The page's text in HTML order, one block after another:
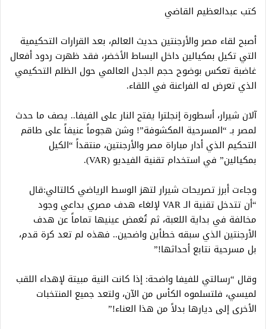
كتب عبدالعظيم القاضي
أصبح لقاء مصر والأرجنتين حديث العالم، بعد القرارات التحكيمية
التي تكيل بمكيالين داخل البساط الأخضر، فقد ظهرت ردود أفعال
غاضبة تعكس بوضوح حجم الجدل العالمي حول الظلم التحكيمي
الذي تعرض له الفراعنة في اللقاء.
آلان شيرار، أسطورة إنجلترا يفتح النار على الفيفا.. يصف ما حدث
لمصر بـ “المسرحية المكشوفة”! وشن هجوماً عنيفاً على طاقم
التحكيم الذي أدار مباراة مصر والأرجنتين، منتقداً “الكيل
بمكيالين” في استخدام تقنية الفيديو (VAR).
وجاءت أبرز تصريحات شيرار لتهز الوسط الرياضي كالتالي:قال
“أن تتدخل تقنية الـ VAR لإلغاء هدف مصري بداعي وجود
مخالفة في بداية اللعبة، ثم تُغمض عينيها تماماً عن هدف
الأرجنتين الذي سبقه خطأين واضحين.. فهذه لم تعد كرة قدم،
بل مسرحية نتابع أحداثها!”
وقال “رسالتي للفيفا واضحة: إذا كانت النية مبيتة لإهداء اللقب
لميسي، فلتسلموه الكأس من الآن، ولتعد جميع المنتخبات
الأخرى إلى ديارها بدلاً من هذا العناء!”